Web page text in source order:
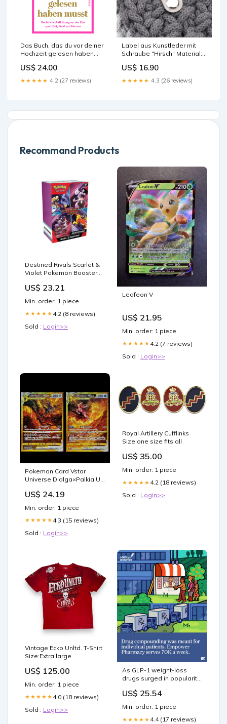
Das Buch, das du vor deiner
Hochzeit gelesen haben
US$ 24.00
★★★★★ 4.2 (27 reviews)
Label aus Kunstleder mit
Schraube "Hirsch" Material:2
US$ 16.90
★★★★★ 4.3 (26 reviews)
Recommand Products
Destined Rivals Scarlet &
Violet Pokemon Booster
US$ 23.21
Min. order: 1 piece
★★★★★ 4.2 (8 reviews)
Sold : Login>>
Leafeon V
US$ 21.95
Min. order: 1 piece
★★★★★ 4.2 (7 reviews)
Sold : Login>>
Pokemon Card Vstar
Universe Dialga×Palkia UR
ikhar19
US$ 24.19
Min. order: 1 piece
★★★★★ 4.3 (15 reviews)
Sold : Login>>
Royal Artillery Cufflinks
Size:one size fits all
US$ 35.00
Min. order: 1 piece
★★★★★ 4.2 (18 reviews)
Sold : Login>>
Vintage Ecko Unltd. T-Shirt
Size:Extra large
US$ 125.00
Min. order: 1 piece
★★★★★ 4.0 (18 reviews)
Sold : Login>>
As GLP-1 weight-loss
drugs surged in popularity,
Pharmacy produced
compounded versions at
massive scale while
avoiding the stricter
US$ 25.54
Min. order: 1 piece
★★★★★ 4.4 (17 reviews)